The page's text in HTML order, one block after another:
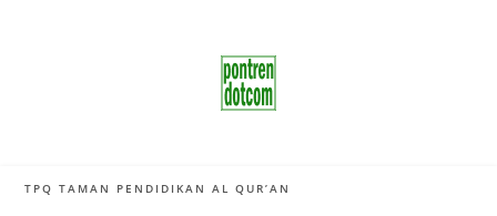
TPQ TAMAN PENDIDIKAN AL QUR’AN